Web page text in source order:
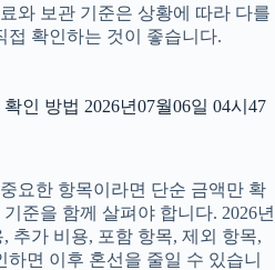
와 보관 기준은 상황에 따라 다를
접 확인하는 것이 좋습니다.
인 방법 2026년07월06일 04시47
요한 항목이라면 단순 금액만 확
준을 함께 살펴야 합니다. 2026년
추가 비용, 포함 항목, 제외 항목,
면 이후 혼선을 줄일 수 있습니